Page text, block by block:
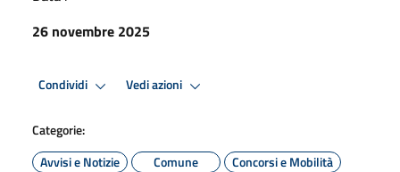
26 novembre 2025
Condividi Vedi azioni
Categorie:
Avvisi e Notizie
Comune Concorsi e Mobilità